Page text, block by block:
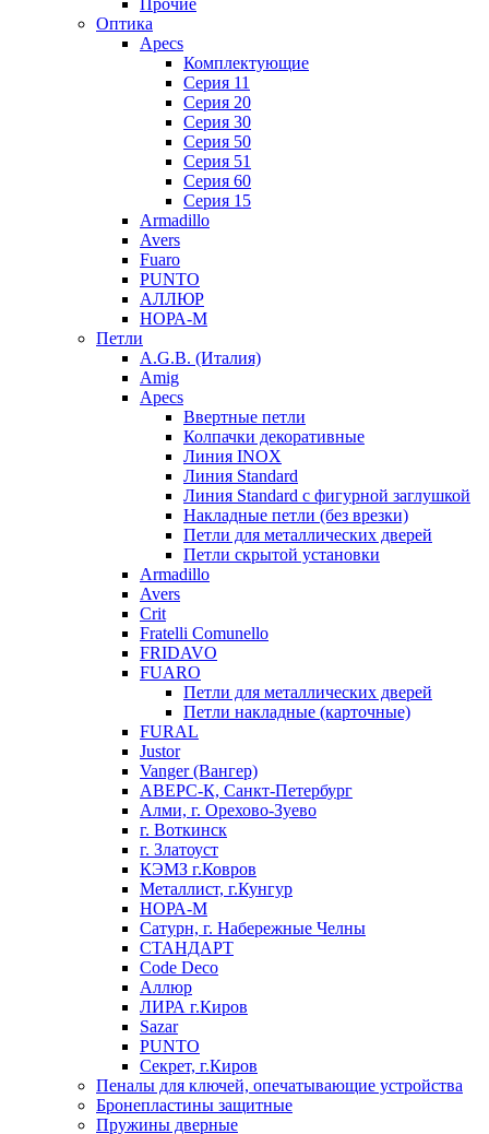
Прочие
Оптика
Apecs
Комплектующие
Серия 11
Серия 20
Серия 30
Серия 50
Серия 51
Серия 60
Серия 15
Armadillo
Avers
Fuaro
PUNTO
АЛЛЮР
НОРА-М
Петли
A.G.B. (Италия)
Amig
Apecs
Ввертные петли
Колпачки декоративные
Линия INOX
Линия Standard
Линия Standard с фигурной заглушкой
Накладные петли (без врезки)
Петли для металлических дверей
Петли скрытой установки
Armadillo
Avers
Crit
Fratelli Comunello
FRIDAVO
FUARO
Петли для металлических дверей
Петли накладные (карточные)
FURAL
Justor
Vanger (Вангер)
АВЕРС-К, Санкт-Петербург
Алми, г. Орехово-Зуево
г. Воткинск
г. Златоуст
КЭМЗ г.Ковров
Металлист, г.Кунгур
НОРА-М
Сатурн, г. Набережные Челны
СТАНДАРТ
Code Deco
Аллюр
ЛИРА г.Киров
Sazar
PUNTO
Секрет, г.Киров
Пеналы для ключей, опечатывающие устройства
Бронепластины защитные
Пружины дверные